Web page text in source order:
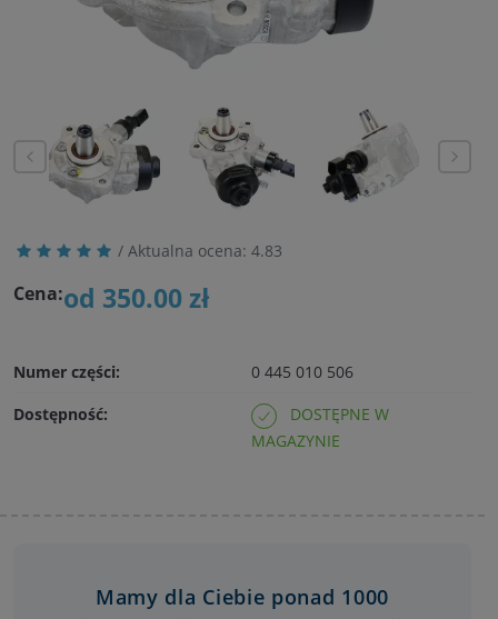
/ Aktualna ocena: 4.83
Cena:od 350.00 zł
Numer części:
0 445 010 506
Dostępność:
DOSTĘPNE W
MAGAZYNIE
Mamy dla Ciebie ponad 1000